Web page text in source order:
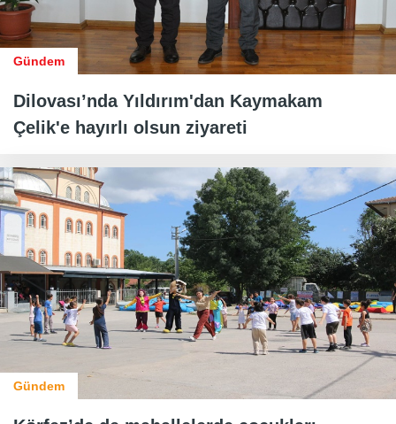
Gündem
Dilovası’nda Yıldırım'dan Kaymakam
Çelik'e hayırlı olsun ziyareti
Gündem